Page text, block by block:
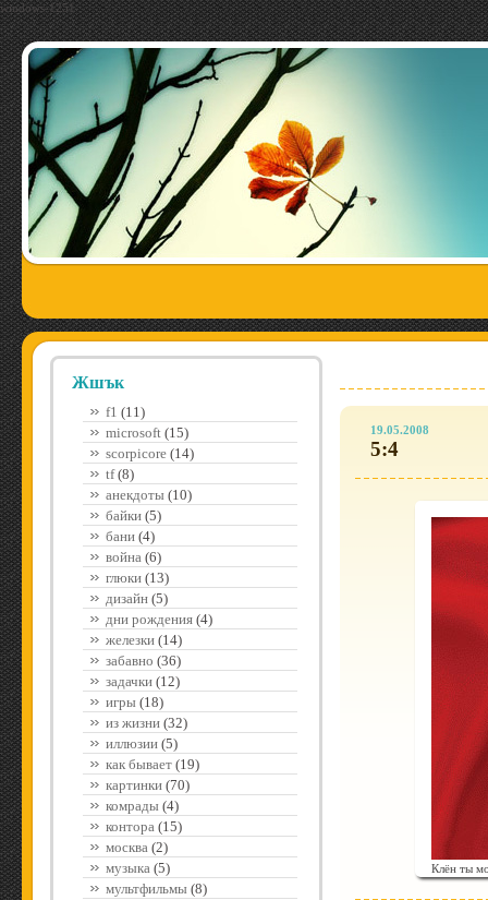
windows-1251
Жшък
f1 (11)
microsoft(15)
scorpicore(14)
tf(8)
анекдоты(10)
байки(5)
бани(4)
война(6)
глюки(13)
дизайн(5)
дни рождения(4)
железки(14)
забавно (36)
задачки(12)
игры(18)
из жизни(32)
иллюзии(5)
как бывает(19)
картинки(70)
комрады(4)
контора(15)
москва(2)
музыка(5)
мультфильмы(8)
19.05.2008
5:4
Клён ты